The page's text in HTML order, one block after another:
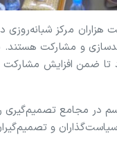
هزاران مرکز
و مشارکت
ضمن افزایش مشارکت
در مجامع تصمیم‌گیری
و تصمیم‌گیران